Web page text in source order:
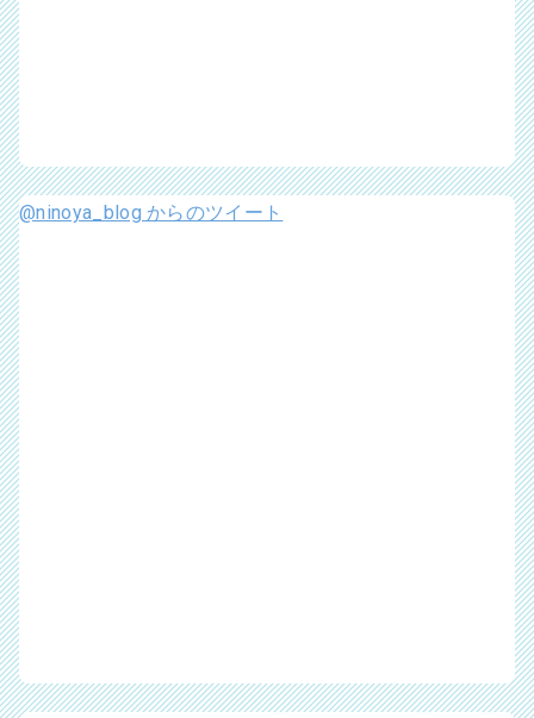
@ninoya_blog からのツイート